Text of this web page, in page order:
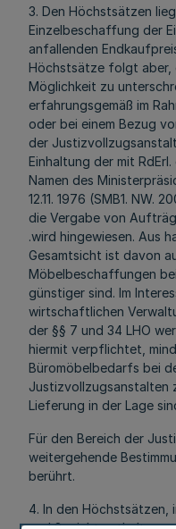
3. Den Höchstsätzen
Einzelbeschaffung der
anfallenden
Höchstsätze folgt aber,
Möglichkeit zu
erfahrungsgemäß im
oder bei einem Bezug
der
Einhaltung der mit
Namen des
12.11. 1976 (SMB1. NW.
die Vergabe von
.wird hingewiesen. Aus
Gesamtsicht ist davon
Möbelbeschaffungen
günstiger sind. Im
wirtschaftlichen
der §§ 7 und 34 LHO
hiermit verpflichtet,
Büromöbelbedarfs bei
Justizvollzugsanstalten
Lieferung in der Lage
Für den Bereich der
weitergehende
berührt.
4. In den Höchstsätzen,